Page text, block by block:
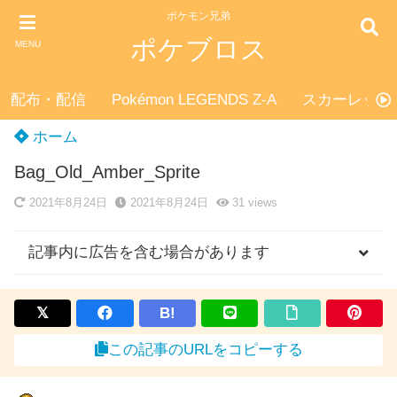
MENU
ポケモン兄弟
ポケブロス
配布・配信 Pokémon LEGENDS Z-A スカーレッ
ホーム
Bag_Old_Amber_Sprite
2021年8月24日 2021年8月24日 31views
記事内に広告を含む場合があります
B!
この記事のURLをコピーする